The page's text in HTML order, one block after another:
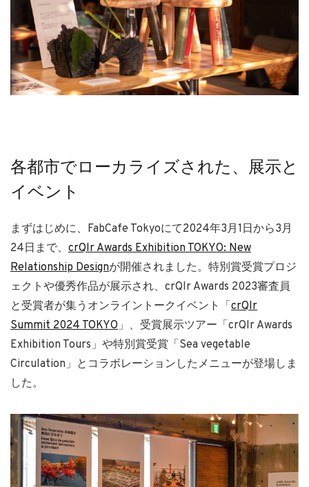
各都市でローカライズされた、展示と
イベント
まずはじめに、FabCafe Tokyoにて2024年3月1日から3月
24日まで、 crQlr Awards Exhibition TOKYO: New
Relationship Designが開催されました。特別賞受賞プロジ
ェクトや優秀作品が展示され、crQlr Awards 2023審査員
と受賞者が集うオンライントークイベント「 crQlr
Summit 2024 TOKYO 」、受賞展示ツアー「crQlr Awards
Exhibition Tours」や特別賞受賞「Sea vegetable
Circulation」とコラボレーションしたメニューが登場しま
した。